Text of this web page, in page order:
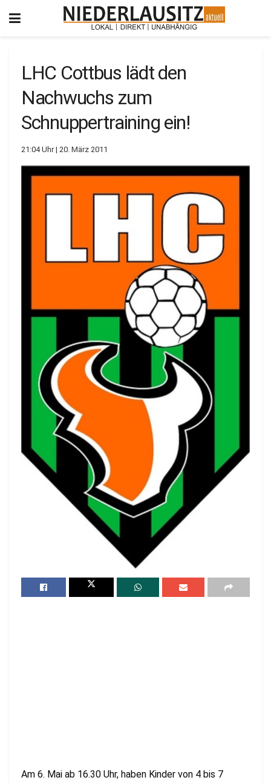
LHC Cottbus lädt den
Nachwuchs zum
Schnuppertraining ein!
21:04 Uhr | 20. März 2011
Am 6. Mai ab 16.30 Uhr, haben Kinder von 4 bis 7